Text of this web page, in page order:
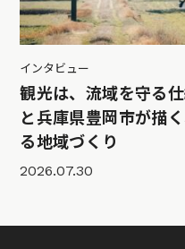
インタビュー
観光は、流域を守る
と兵庫県豊岡市が描
る地域づくり
2026.07.30